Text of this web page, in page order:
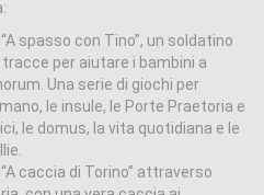
spasso con Tino”, un soldatino
per aiutare i bambini a
Una serie di giochi per
le insule, le Porte Praetoria e
le domus, la vita quotidiana e le
caccia di Torino” attraverso